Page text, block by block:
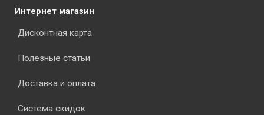
Интернет магазин
Дисконтная карта
Полезные статьи
Доставка и оплата
Система скидок